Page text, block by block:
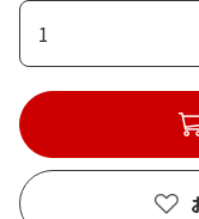
1